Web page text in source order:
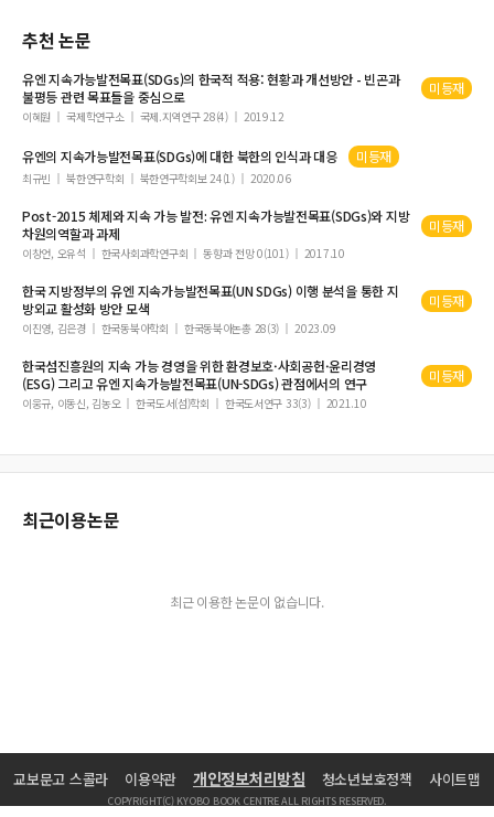
추천 논문
유엔지속가능발전목표(SDGs)의 한국적 적용: 현황과 개선방안 - 빈곤과
불평등 관련목표들을 중심으로 미등재
이혜원 국제학연구소 국제.지역연구 28(4) 2019.12
유엔의 지속가능발전목표(SDGs)에 대한 북한의 인식과 대응 미등재
최규빈 북한연구학회 북한연구학회보 24(1) 2020.06
Post-2015 체제와지속가능발전:유엔 지속가능발전목표(SDGs)와 지방
차원의역할과 과제
미등재
이창언, 오유석 한국사회과학연구회 동향과 전망 0(101) 2017.10
한국 지방정부의유엔 지속가능발전목표(UN SDGs) 이행 분석을 통한 지
방외교 활성화 방안 모색
미등재
이진영, 김은경 한국동북아학회 한국동북아논총 28(3) 2023.09
한국섬진흥원의 지속가능경영을 위한 환경보호·사회공헌·윤리경영
(ESG) 그리고유엔지속가능발전목표(UN-SDGs) 관점에서의 연구 미등재
이웅규, 이동신, 김농오 한국도서(섬)학회 한국도서연구 33(3) 2021.10
최근이용논문
최근 이용한 논문이 없습니다.
교보문고 스콜라 이용약관 개인정보처리방침 청소년보호정책 사이트맵
COPYRIGHT(C) KYOBO BOOK CENTRE ALL RIGHTS RESERVED.